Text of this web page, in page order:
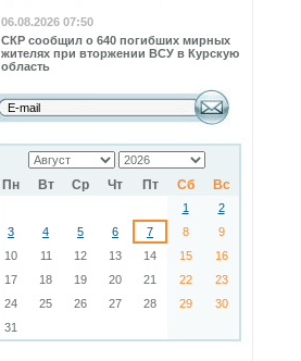
06.08.2026 07:50
СКР сообщил о 640 погибших мирных
жителях при вторжении ВСУ в Курскую
область
Пн Вт Ср Чт Пт Сб Вс
1
2
3
4 5 6 7 8
9
10
11 12 13 14 15
16
17
18 19 20 21 22
23
24
25 26 27 28 29
30
31